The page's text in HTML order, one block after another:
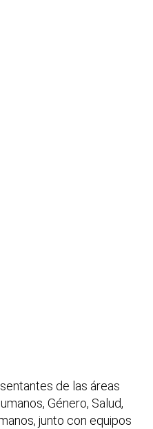
de las áreas
Género, Salud,
junto con equipos